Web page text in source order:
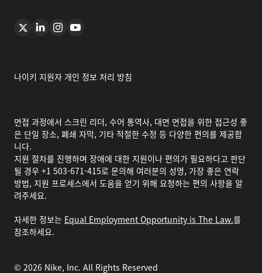
나이키 지원자 개인 정보 처리 방침
면접 과정에서 스크린 리더, 수어 통역사, 대면 면접을 위한 접근성 좋
은 단일 장소, 폐쇄 자막, 기타 적절한 수정 등 다양한 편의를 제공합
니다.
지원 절차를 진행하며 장애에 대한 지원이나 편의가 필요하다고 판단
될 경우 +1 503-671-415로 문의해 여러분의 성명, 가장 좋은 연락
방법, 지원 프로세스에서 도움을 얻기 위해 요청하는 편의 사항을 알
려주세요.
자세한 정보는 Equal Employment Opportunity is The Law.를
참조하세요.
© 2026 Nike, Inc. All Rights Reserved